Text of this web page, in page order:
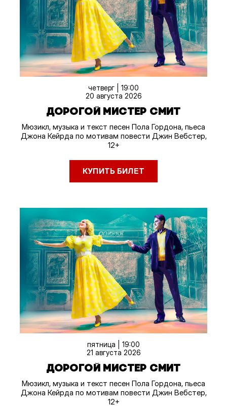
четверг | 19:00
20 августа 2026
ДОРОГОЙ МИСТЕР СМИТ
Мюзикл, музыка и текст песен Пола Гордона, пьеса
Джона Кейрда по мотивам повести Джин Вебстер,
12+
КУПИТЬ БИЛЕТ
пятница | 19:00
21 августа 2026
ДОРОГОЙ МИСТЕР СМИТ
Мюзикл, музыка и текст песен Пола Гордона, пьеса
Джона Кейрда по мотивам повести Джин Вебстер,
12+